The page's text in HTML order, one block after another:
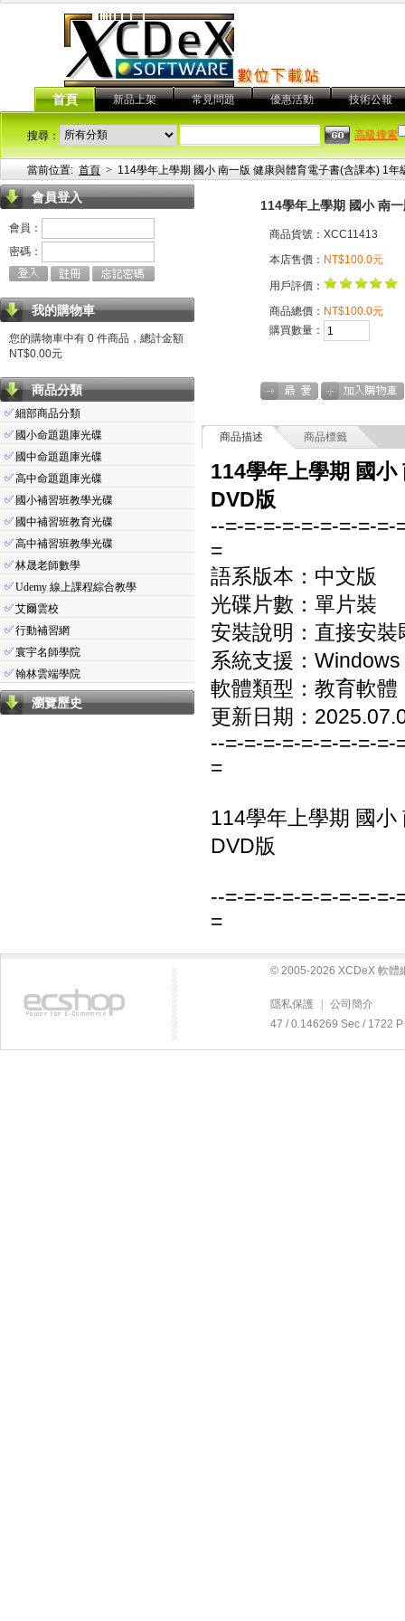
首頁 新品上架 常見問題 優惠活動 技術公報
搜尋： 高級搜索
當前位置: 首頁 > 114學年上學期 國小 南一版 健康與體育電子書(含課本) 1年
會員登入
會員：
密碼：
我的購物車
您的購物車中有 0 件商品，總計金額
NT$0.00元
商品分類
✅細部商品分類
✅ 國小命題題庫光碟
✅ 國中命題題庫光碟
✅高中命題題庫光碟
✅ 國小補習班教學光碟
✅ 國中補習班教育光碟
✅高中補習班教學光碟
✅林晟老師數學
✅Udemy 線上課程綜合教學
✅艾爾雲校
✅行動補習網
✅寰宇名師學院
✅翰林雲端學院
瀏覽歷史
114學年上學期 國小 南
商品貨號：XCC11413
本店售價： NT$100.0元
用戶評價：
商品總價： NT$100.0元
購買數量：
商品描述 商品標籤
114學年上學期 國
DVD版
--=-=-=-=-=-=-=-=-=-
=
語系版本：中文版
光碟片數：單片裝
安裝說明：直接安裝
系統支援：
軟體類型：教育軟體
更新日期：
--=-=-=-=-=-=-=-=-=-
=
114學年上學期 國
DVD版
--=-=-=-=-=-=-=-=-=-
=
© 2005-2026 XCDeX 軟體
隱私保護
公司簡介
47 / 0.146269 Sec / 1722